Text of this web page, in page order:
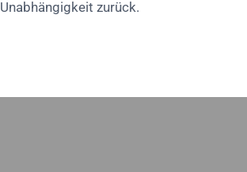
Unabhängigkeit zurück.